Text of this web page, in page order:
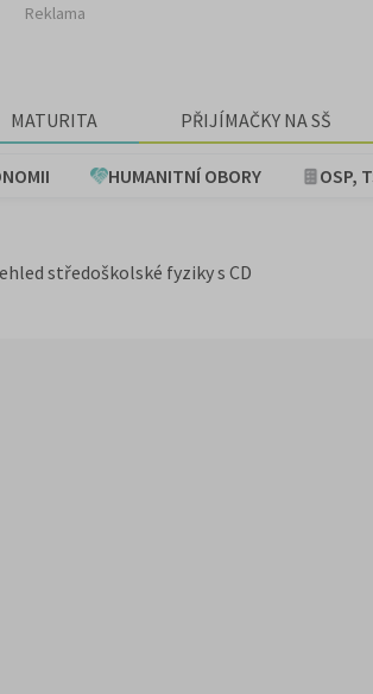
Reklama
MATURITA PŘIJÍMAČKY NA SŠ
HUMANITNÍ OBORY OSP,
středoškolské fyziky s CD